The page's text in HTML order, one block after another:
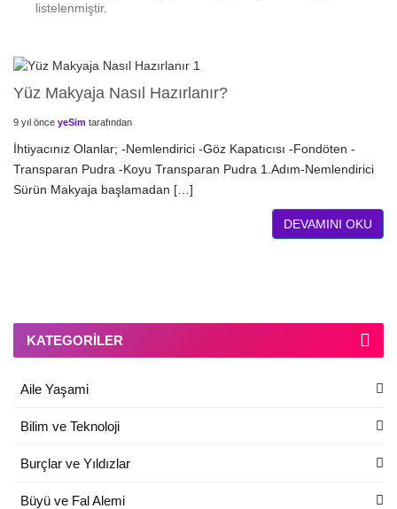
listelenmiştir.
Yüz Makyaja Nasıl Hazırlanır?
9 yıl önce yeSim tarafından
İhtiyacınız Olanlar; -Nemlendirici -Göz Kapatıcısı -Fondöten -
Transparan Pudra -Koyu Transparan Pudra 1.Adım-Nemlendirici
Sürün Makyaja başlamadan […]
DEVAMINI OKU
KATEGORILER
Aile Yaşami
Bilim ve Teknoloji
Burçlar ve Yıldızlar
Büyü ve Fal Alemi